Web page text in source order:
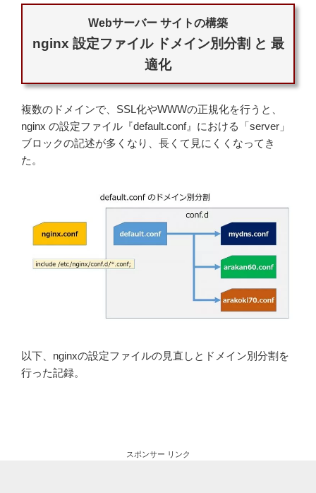
Webサーバー サイトの構築
nginx 設定ファイル ドメイン別分割 と 最
適化
複数のドメインで、SSL化やWWWの正規化を行うと、
nginx の設定ファイル『default.conf』における「server」
ブロックの記述が多くなり、長くて見にくくなってき
た。
以下、nginxの設定ファイルの見直しとドメイン別分割を
行った記録。
スポンサー リンク